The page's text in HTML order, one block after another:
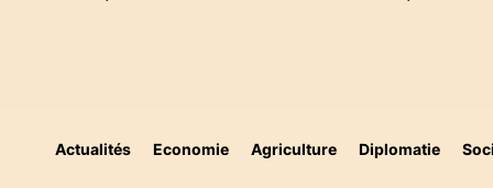
L
Actualités Economie Agriculture Diplomatie